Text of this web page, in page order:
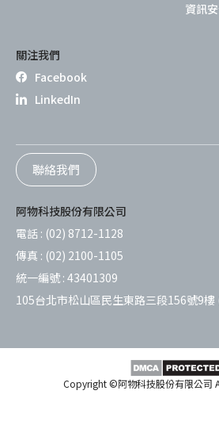
資訊
關注我們
Facebook
LinkedIn
聯絡我們
阿物科技股份有限公司
電話 : (02) 8712-1128
傳真 : (02) 2100-1105
統一編號 : 43401309
105台北市松山區民生東路三段156號9
Copyright ©阿物科技股份有限公司